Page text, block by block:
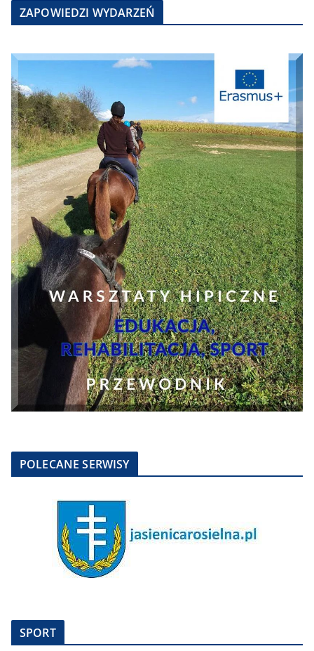
ZAPOWIEDZI WYDARZEŃ
POLECANE SERWISY
SPORT